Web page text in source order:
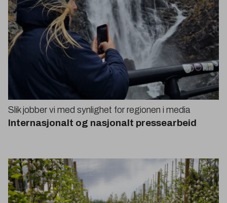
Slik jobber vi med synlighet for regionen i media
Internasjonalt og nasjonalt pressearbeid